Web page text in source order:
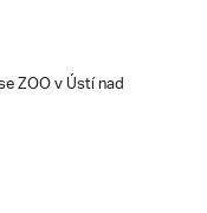
ZOO v Ústí nad